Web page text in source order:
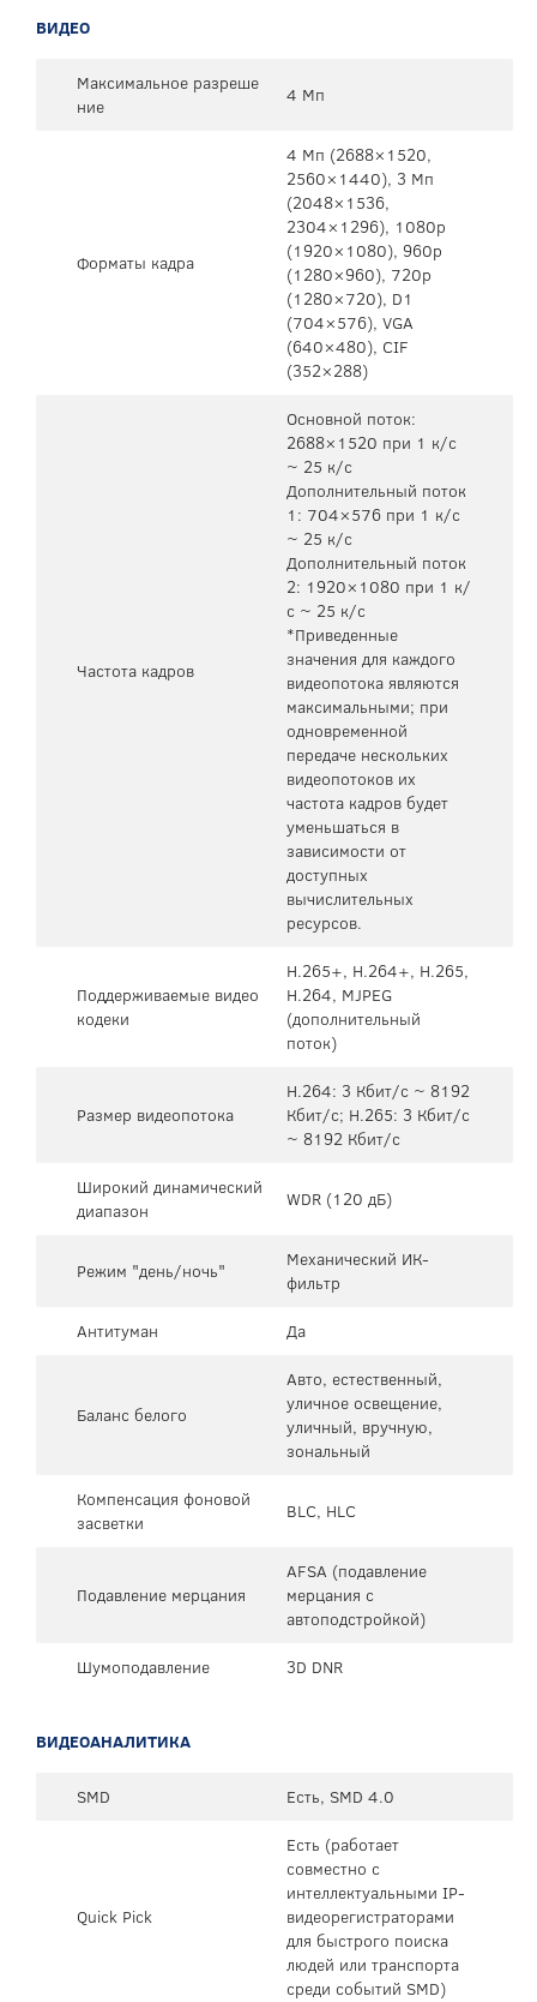
ВИДЕО
Максимальное разреше
ние
4 Мп
Форматы кадра
4 Мп (2688×1520,
2560×1440), 3 Мп
(2048×1536,
2304×1296), 1080p
(1920×1080), 960p
(1280×960), 720p
(1280×720), D1
(704×576), VGA
(640×480), CIF
(352×288)
Частота кадров
Основной поток:
2688×1520 при 1 к/с
~ 25 к/с
Дополнительный поток
1: 704×576 при 1 к/с
~ 25 к/с
Дополнительный поток
2: 1920×1080 при 1 к/
с ~ 25 к/с
*Приведенные
значения для каждого
видеопотока являются
максимальными; при
одновременной
передаче нескольких
видеопотоков их
частота кадров будет
уменьшаться в
зависимости от
доступных
вычислительных
ресурсов.
Поддерживаемые видео
кодеки
H.265+, H.264+, H.265,
H.264, MJPEG
(дополнительный
поток)
Размер видеопотока
H.264: 3 Кбит/с ~ 8192
Кбит/с; H.265: 3 Кбит/с
~ 8192 Кбит/с
Широкий динамический
диапазон
WDR (120 дБ)
Режим "день/ночь"
Механический ИК-
фильтр
Антитуман
Да
Баланс белого
Авто, естественный,
уличное освещение,
уличный, вручную,
зональный
Компенсация фоновой
засветки
BLC, HLC
Подавление мерцания
AFSA (подавление
мерцания с
автоподстройкой)
Шумоподавление
3D DNR
ВИДЕОАНАЛИТИКА
SMD Есть, SMD 4.0
Quick Pick
Есть (работает
совместно с
интеллектуальными IP-
видеорегистраторами
для быстрого поиска
людей или транспорта
среди событий SMD)